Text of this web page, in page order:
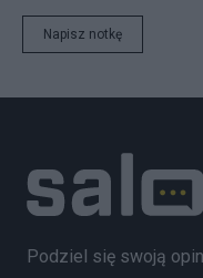
Napisz notkę
Podziel się swoją